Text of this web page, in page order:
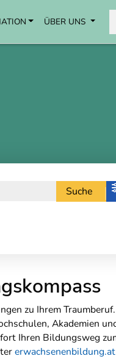
ÜBER UNS
Suche
zu Ihrem
Akademien
Ihren Bildungsweg
erwachsenenbildung.at